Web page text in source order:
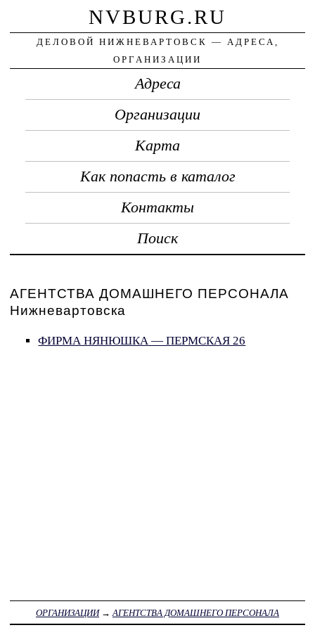
NVBURG.RU
ДЕЛОВОЙ НИЖНЕВАРТОВСК — АДРЕСА,
ОРГАНИЗАЦИИ
Адреса
Организации
Карта
Как попасть в каталог
Контакты
Поиск
АГЕНТСТВА ДОМАШНЕГО ПЕРСОНАЛА
Нижневартовска
ФИРМА НЯНЮШКА — ПЕРМСКАЯ 26
ОРГАНИЗАЦИИ→ АГЕНТСТВА ДОМАШНЕГО ПЕРСОНАЛА